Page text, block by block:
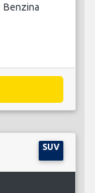
Benzina
SUV